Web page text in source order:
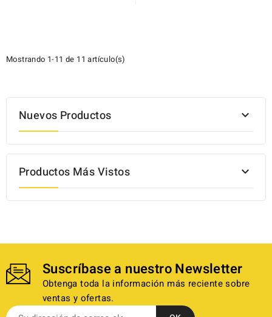
Mostrando 1-11 de 11 artículo(s)
Nuevos Productos 
Productos Más Vistos 
Suscríbase a nuestro Newsletter
Obtenga toda la información más reciente sobre
ventas y ofertas.